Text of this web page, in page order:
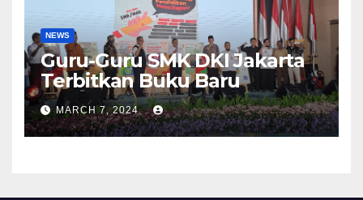
NEWS
Guru-Guru SMK DKI Jakarta
Terbitkan Buku Baru
MARCH 7, 2024